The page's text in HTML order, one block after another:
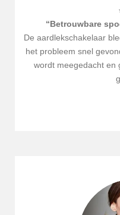
“Betrouwbare
De aardlekschakelaar
het probleem snel
wordt meegedacht en